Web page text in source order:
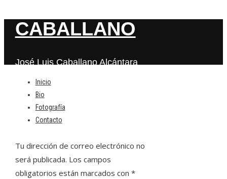
CABALLANO
José Luis Caballano Alcántara
Inicio
Bio
Fotografía
Contacto
Deja una respuesta
Tu dirección de correo electrónico no
será publicada. Los campos
obligatorios están marcados con *